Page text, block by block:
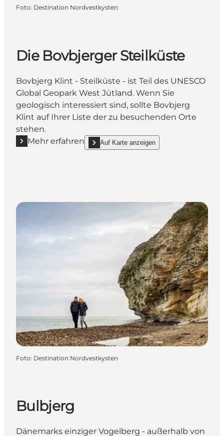
Foto: Destination Nordvestkysten
Die Bovbjerger Steilküste
Bovbjerg Klint - Steilküste - ist Teil des UNESCO
Global Geopark West Jütland. Wenn Sie
geologisch interessiert sind, sollte Bovbjerg
Klint auf Ihrer Liste der zu besuchenden Orte
stehen.
Mehr erfahren
Mehr erfahren "Die Bovbjerger Steilküste"
Auf Karte anzeigen
show Die Bovbjerger Steilküste on_map
Foto: Destination Nordvestkysten
Bulbjerg
Dänemarks einziger Vogelberg - außerhalb von